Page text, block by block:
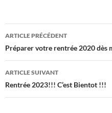
Navigation
des
articles
ARTICLE PRÉCÉDENT
Préparer votre rentrée 2020 dès
ARTICLE SUIVANT
Rentrée 2023!!! C’est Bientot !!!